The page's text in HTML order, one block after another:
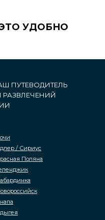
УДОБНО
ПУТЕВОДИТЕЛЬ
РАЗВЛЕЧЕНИЙ
/ Сириус
Поляна